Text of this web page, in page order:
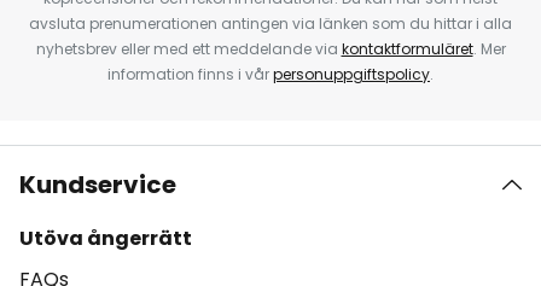
avsluta prenumerationen antingen via länken som du hittar i alla
nyhetsbrev eller med ett meddelande via kontaktformuläret. Mer
information finns i vårpersonuppgiftspolicy.
Kundservice
Utöva ångerrätt
FAQs